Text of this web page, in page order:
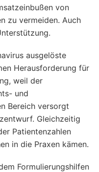
von
zu vermeiden. Auch
ausgelöste
Herausforderung für
weil der
und
Bereich versorgt
Gleichzeitig
Patientenzahlen
in die Praxen kämen.
Formulierungshilfen